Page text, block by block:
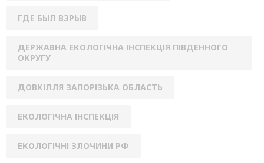
ГДЕ БЫЛ ВЗРЫВ
ДЕРЖАВНА ЕКОЛОГІЧНА ІНСПЕКЦІЯ ПІВДЕННОГО
ОКРУГУ
ДОВКІЛЛЯ ЗАПОРІЗЬКА ОБЛАСТЬ
ЕКОЛОГІЧНА ІНСПЕКЦІЯ
ЕКОЛОГІЧНІ ЗЛОЧИНИ РФ